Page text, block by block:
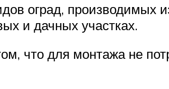
оград, производимых
и дачных участках.
что для монтажа не